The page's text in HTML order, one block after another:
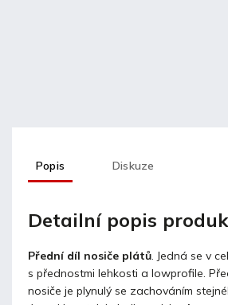
Popis Diskuze
Detailní popis
Přední díl nosiče plátů. Jedná se v
s přednostmi lehkosti a lowprofile.
nosiče je plynulý se zachováním